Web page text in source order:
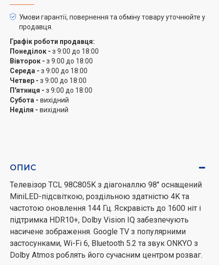
Умови гарантії, повернення та обміну товару уточнюйте у
продавця.
Графік роботи продавця:
Понеділок - з 9:00 до 18:00
Вівторок - з 9:00 до 18:00
Середа - з 9:00 до 18:00
Четвер - з 9:00 до 18:00
П'ятниця - з 9:00 до 18:00
Субота - вихідний
Неділя - вихідний
ОПИС
Телевізор TCL 98C805K з діагоналлю 98" оснащений
MiniLED-підсвіткою, роздільною здатністю 4K та
частотою оновлення 144 Гц. Яскравість до 1600 ніт і
підтримка HDR10+, Dolby Vision IQ забезпечують
насичене зображення. Google TV з популярними
застосунками, Wi-Fi 6, Bluetooth 5.2 та звук ONKYO з
Dolby Atmos роблять його сучасним центром розваг.